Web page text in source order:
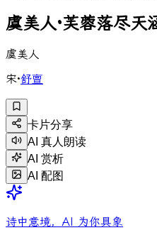
虞美人·芙蓉落尽天
虞美人
宋·舒亶
卡片分享
AI 真人朗读
AI 赏析
AI 配图
诗中意境，AI 为你具象